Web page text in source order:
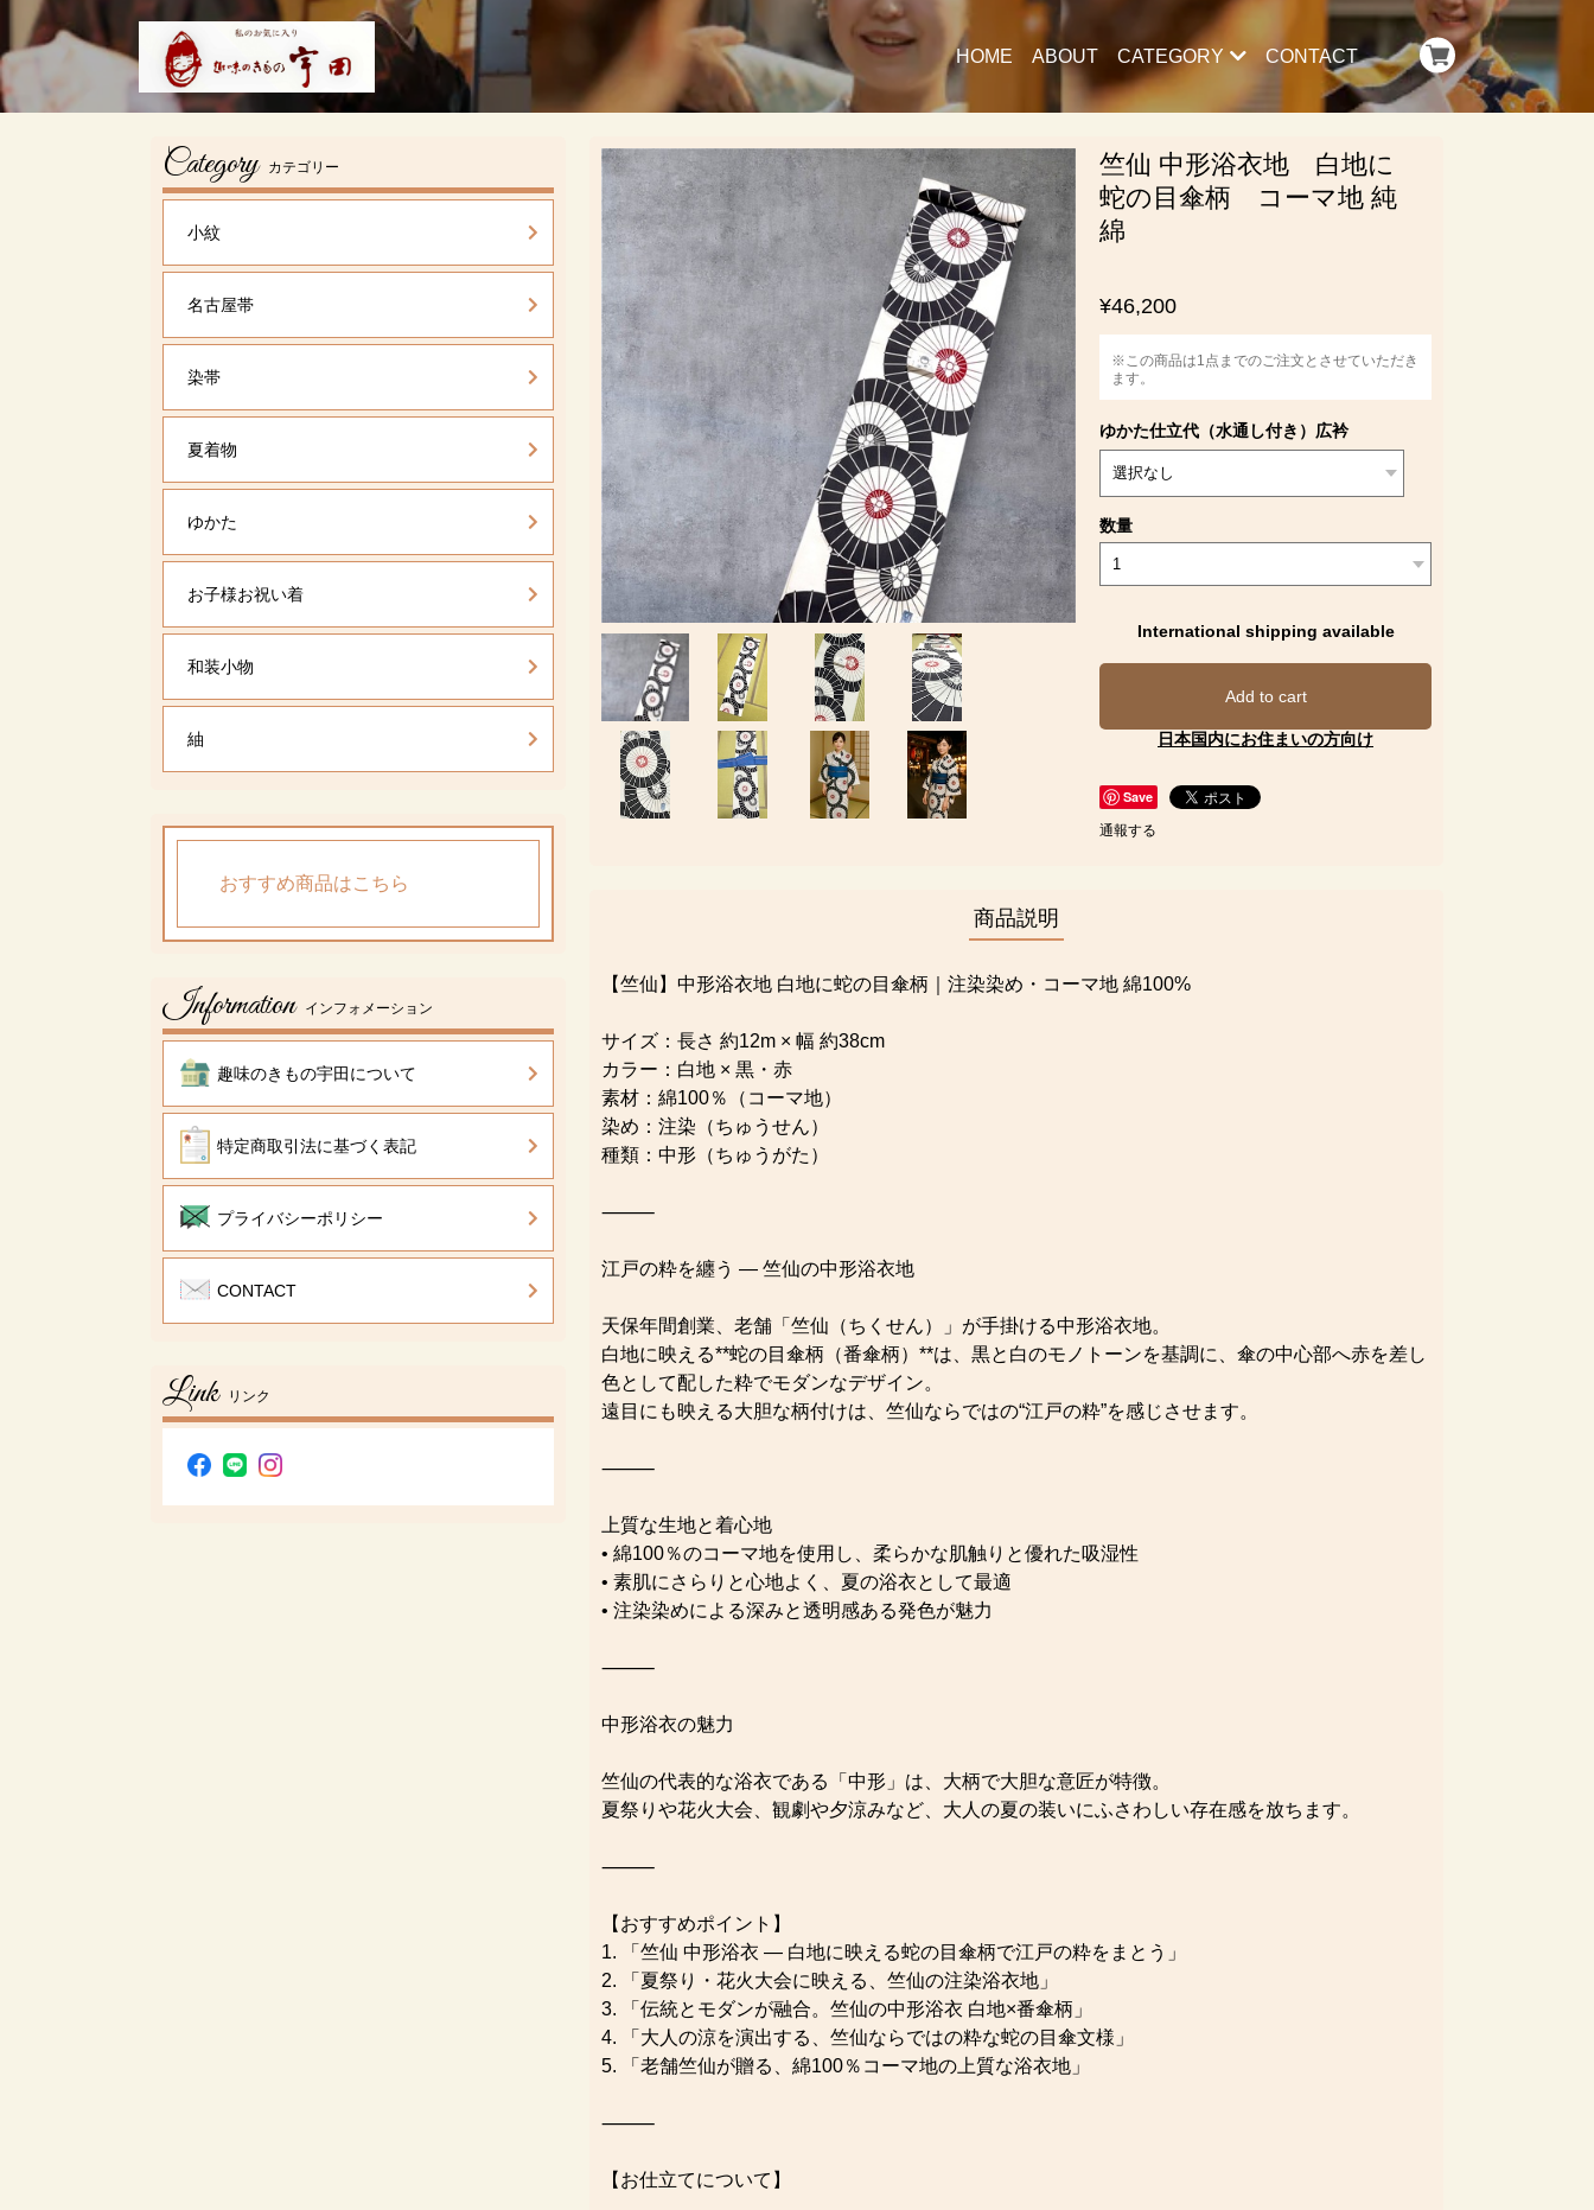
HOME ABOUT CATEGORY CONTACT
竺仙 中形浴衣地 白地に
蛇の目傘柄 コーマ地 純
綿
¥46,200
※この商品は1点までのご注文とさせていただき
ます。
ゆかた仕立代（水通し付き）広衿
数量
International shipping available
Add to cart
日本国内にお住まいの方向け
Save
通報する
商品説明
【竺仙】中形浴衣地 白地に蛇の目傘柄｜注染染め・コーマ地 綿100%
サイズ：長さ 約12m × 幅 約38cm
カラー：白地 × 黒・赤
素材：綿100％（コーマ地）
染め：注染（ちゅうせん）
種類：中形（ちゅうがた）
⸻
江戸の粋を纏う ― 竺仙の中形浴衣地
天保年間創業、老舗「竺仙（ちくせん）」が手掛ける中形浴衣地。
白地に映える**蛇の目傘柄（番傘柄）**は、黒と白のモノトーンを基調に、傘の中心部へ赤を差し
色として配した粋でモダンなデザイン。
遠目にも映える大胆な柄付けは、竺仙ならではの“江戸の粋”を感じさせます。
⸻
上質な生地と着心地
• 綿100％のコーマ地を使用し、柔らかな肌触りと優れた吸湿性
• 素肌にさらりと心地よく、夏の浴衣として最適
• 注染染めによる深みと透明感ある発色が魅力
⸻
中形浴衣の魅力
竺仙の代表的な浴衣である「中形」は、大柄で大胆な意匠が特徴。
夏祭りや花火大会、観劇や夕涼みなど、大人の夏の装いにふさわしい存在感を放ちます。
⸻
【おすすめポイント】
1. 「竺仙 中形浴衣 ― 白地に映える蛇の目傘柄で江戸の粋をまとう」
2. 「夏祭り・花火大会に映える、竺仙の注染浴衣地」
3. 「伝統とモダンが融合。竺仙の中形浴衣 白地×番傘柄」
4. 「大人の涼を演出する、竺仙ならではの粋な蛇の目傘文様」
5. 「老舗竺仙が贈る、綿100％コーマ地の上質な浴衣地」
⸻
【お仕立てについて】
Category カテゴリー
小紋
名古屋帯
染帯
夏着物
ゆかた
お子様お祝い着
和装小物
紬
おすすめ商品はこちら
Information インフォメーション
趣味のきもの宇田について
特定商取引法に基づく表記
プライバシーポリシー
CONTACT
Link リンク